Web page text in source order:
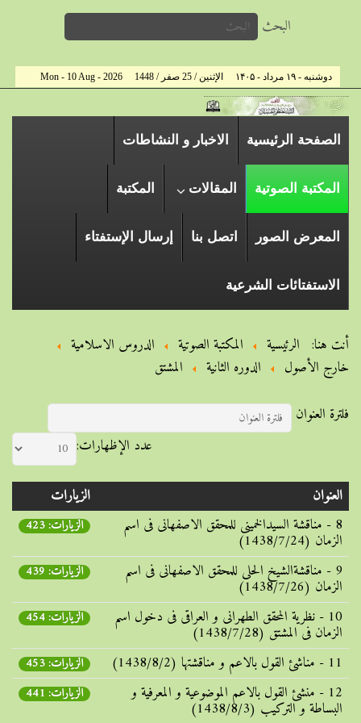
البحث
دوشنبه - ۱۹ مرداد - ۱۴۰۵ الإثنين / 25 صفر / 1448 Mon - 10 Aug - 2026
الصفحة الرئیسیة الاخبار و النشاطات
المكتبة الصوتية المقالات المكتبة
المعرض الصور اتصل بنا إرسال الإستفتاء
الاستفتائات الشرعية
أنت هنا: الرئيسية المكتبة الصوتية
الدروس الاسلامیة
خارج الأصول
الدوره الثانية
المشتق
فلترة العنوان
عدد الإظهارات:
العنوان
الزيارات
8 - مناقشة السیدالخمینی للمحقق الاصفهانی فی اسم
الزمان (1438/7/24)
الزيارات: 423
9 - مناقشةالشیخ الحلی للمحقق الاصفهانی فی اسم
الزمان (1438/7/26)
الزيارات: 439
10 - نظریة المحقق الطهرانی و العراقی فی دخول اسم
الزمان فی المشتق (1438/7/28)
الزيارات: 454
11 - مناشئ القول بالاعم و مناقشتها (1438/8/2) الزيارات: 453
12 - منشئ القول بالاعم الموضوعیة و المعرفیة و
البساطة و الترکیب (1438/8/3)
الزيارات: 441